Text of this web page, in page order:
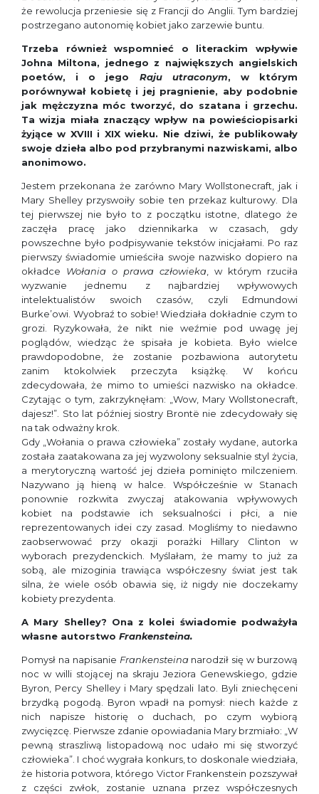
że rewolucja przeniesie się z Francji do Anglii. Tym bardziej
postrzegano autonomię kobiet jako zarzewie buntu.
Trzeba również wspomnieć o literackim wpływie
Johna Miltona, jednego z największych angielskich
poetów, i o jego Raju utraconym, w którym
porównywał kobietę i jej pragnienie, aby podobnie
jak mężczyzna móc tworzyć, do szatana i grzechu.
Ta wizja miała znaczący wpływ na powieściopisarki
żyjące w XVIII i XIX wieku. Nie dziwi, że publikowały
swoje dzieła albo pod przybranymi nazwiskami, albo
anonimowo.
Jestem przekonana że zarówno Mary Wollstonecraft, jak i
Mary Shelley przyswoiły sobie ten przekaz kulturowy. Dla
tej pierwszej nie było to z początku istotne, dlatego że
zaczęła pracę jako dziennikarka w czasach, gdy
powszechne było podpisywanie tekstów inicjałami. Po raz
pierwszy świadomie umieściła swoje nazwisko dopiero na
okładce Wołania o prawa człowieka , w którym rzuciła
wyzwanie jednemu z najbardziej wpływowych
intelektualistów swoich czasów, czyli Edmundowi
Burke’owi. Wyobraź to sobie! Wiedziała dokładnie czym to
grozi. Ryzykowała, że nikt nie weźmie pod uwagę jej
poglądów, wiedząc że spisała je kobieta. Było wielce
prawdopodobne, że zostanie pozbawiona autorytetu
zanim ktokolwiek przeczyta książkę. W końcu
zdecydowała, że mimo to umieści nazwisko na okładce.
Czytając o tym, zakrzyknęłam: „Wow, Mary Wollstonecraft,
dajesz!”. Sto lat później siostry Brontë nie zdecydowały się
na tak odważny krok.
Gdy „Wołania o prawa człowieka” zostały wydane, autorka
została zaatakowana za jej wyzwolony seksualnie styl życia,
a merytoryczną wartość jej dzieła pominięto milczeniem.
Nazywano ją hieną w halce. Współcześnie w Stanach
ponownie rozkwita zwyczaj atakowania wpływowych
kobiet na podstawie ich seksualności i płci, a nie
reprezentowanych idei czy zasad. Mogliśmy to niedawno
zaobserwować przy okazji porażki Hillary Clinton w
wyborach prezydenckich. Myślałam, że mamy to już za
sobą, ale mizoginia trawiąca współczesny świat jest tak
silna, że wiele osób obawia się, iż nigdy nie doczekamy
kobiety prezydenta.
A Mary Shelley? Ona z kolei świadomie podważyła
własne autorstwo Frankensteina.
Pomysł na napisanie Frankensteina narodził się w burzową
noc w willi stojącej na skraju Jeziora Genewskiego, gdzie
Byron, Percy Shelley i Mary spędzali lato. Byli zniechęceni
brzydką pogodą. Byron wpadł na pomysł: niech każde z
nich napisze historię o duchach, po czym wybiorą
zwycięzcę. Pierwsze zdanie opowiadania Mary brzmiało: „W
pewną straszliwą listopadową noc udało mi się stworzyć
człowieka”. I choć wygrała konkurs, to doskonale wiedziała,
że historia potwora, którego Victor Frankenstein pozszywał
z części zwłok, zostanie uznana przez współczesnych